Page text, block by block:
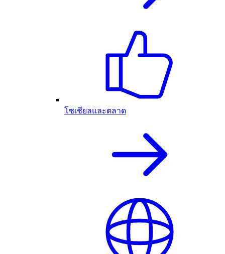
โซเชียลและตลาด